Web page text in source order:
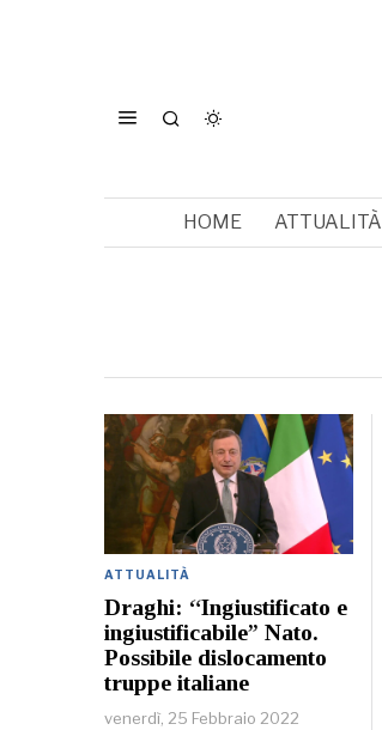
HOME ATTUALITÀ
ATTUALITÀ
Draghi: “Ingiustificato e
ingiustificabile” Nato.
Possibile dislocamento
truppe italiane
venerdì, 25 Febbraio 2022